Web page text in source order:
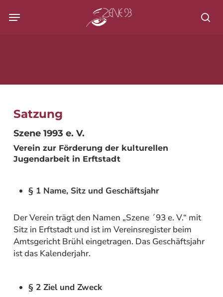
Menu
Satzung
Szene 1993 e. V.
Verein zur Förderung der kulturellen
Jugendarbeit in Erftstadt
§ 1 Name, Sitz und Geschäftsjahr
Der Verein trägt den Namen „Szene ´93 e. V.“ mit
Sitz in Erftstadt und ist im Vereinsregister beim
Amtsgericht Brühl eingetragen. Das Geschäftsjahr
ist das Kalenderjahr.
§ 2 Ziel und Zweck